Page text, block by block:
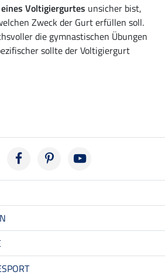
Voltigiergurtes unsicher bist,
Zweck der Gurt erfüllen soll.
die gymnastischen Übungen
sollte der Voltigiergurt